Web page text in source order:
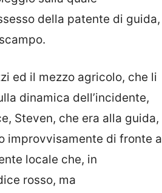
della patente di guida,
ed il mezzo agricolo, che li
dinamica dell’incidente,
Steven, che era alla guida,
improvvisamente di fronte a
locale che, in
rosso, ma